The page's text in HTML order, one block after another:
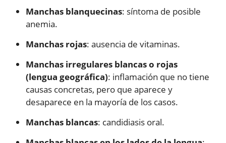
Manchas blanquecinas: síntoma de posible
anemia.
Manchas rojas: ausencia de vitaminas.
Manchas irregulares blancas o rojas
(lengua geográfica): inflamación que no tiene
causas concretas, pero que aparece y
desaparece en la mayoría de los casos.
Manchas blancas: candidiasis oral.